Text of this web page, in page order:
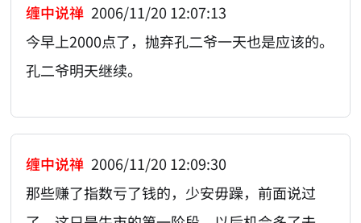
缠中说禅 2006/11/20 12:07:13
今早上2000点了，抛弃孔二爷一天也是应该的。
孔二爷明天继续。
缠中说禅 2006/11/20 12:09:30
那些赚了指数亏了钱的，少安毋躁，前面说过